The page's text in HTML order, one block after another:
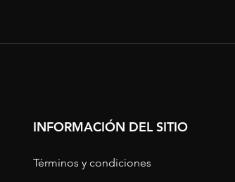
INFORMACIÓN DEL SITIO
Términos y condiciones